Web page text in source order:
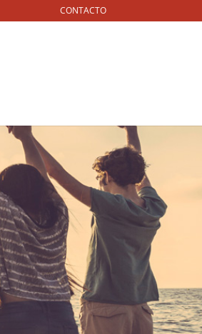
CONTACTO